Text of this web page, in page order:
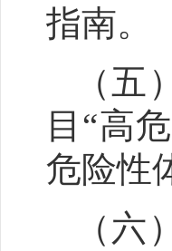
指南。
（ 五
目 “高
危险性
（